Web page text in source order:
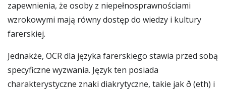
zapewnienia, że osoby z niepełnosprawnościami
wzrokowymi mają równy dostęp do wiedzy i kultury
farerskiej.
Jednakże, OCR dla języka farerskiego stawia przed sobą
specyficzne wyzwania. Język ten posiada
charakterystyczne znaki diakrytyczne, takie jak ð (eth) i